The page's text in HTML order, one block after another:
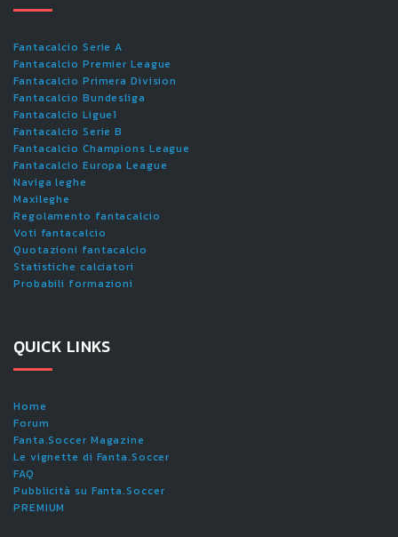
Fantacalcio Serie A
Fantacalcio Premier League
Fantacalcio Primera Division
Fantacalcio Bundesliga
Fantacalcio Ligue1
Fantacalcio Serie B
Fantacalcio Champions League
Fantacalcio Europa League
Naviga leghe
Maxileghe
Regolamento fantacalcio
Voti fantacalcio
Quotazioni fantacalcio
Statistiche calciatori
Probabili formazioni
QUICK LINKS
Home
Forum
Fanta.Soccer Magazine
Le vignette di Fanta.Soccer
FAQ
Pubblicità su Fanta.Soccer
PREMIUM